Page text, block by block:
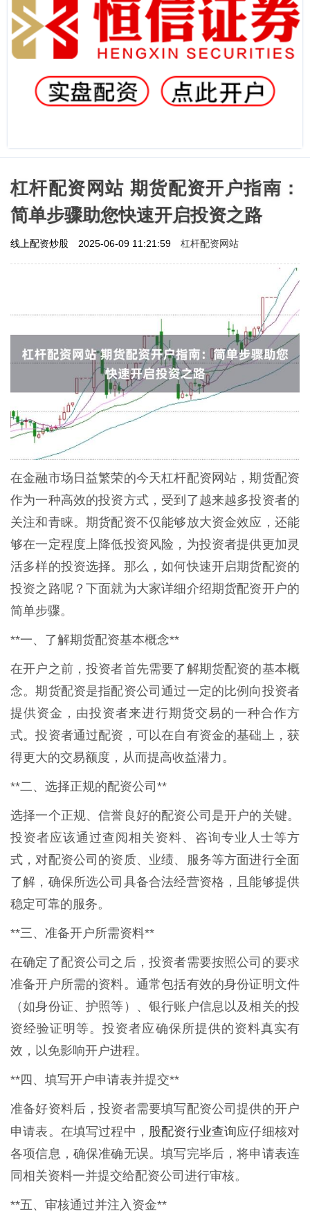
杠杆配资网站 期货配资开户指南：
简单步骤助您快速开启投资之路
线上配资炒股 2025-06-09 11:21:59 杠杆配资网站
在金融市场日益繁荣的今天杠杆配资网站，期货配资
作为一种高效的投资方式，受到了越来越多投资者的
关注和青睐。期货配资不仅能够放大资金效应，还能
够在一定程度上降低投资风险，为投资者提供更加灵
活多样的投资选择。那么，如何快速开启期货配资的
投资之路呢？下面就为大家详细介绍期货配资开户的
简单步骤。
**一、了解期货配资基本概念**
在开户之前，投资者首先需要了解期货配资的基本概
念。期货配资是指配资公司通过一定的比例向投资者
提供资金，由投资者来进行期货交易的一种合作方
式。投资者通过配资，可以在自有资金的基础上，获
得更大的交易额度，从而提高收益潜力。
**二、选择正规的配资公司**
选择一个正规、信誉良好的配资公司是开户的关键。
投资者应该通过查阅相关资料、咨询专业人士等方
式，对配资公司的资质、业绩、服务等方面进行全面
了解，确保所选公司具备合法经营资格，且能够提供
稳定可靠的服务。
**三、准备开户所需资料**
在确定了配资公司之后，投资者需要按照公司的要求
准备开户所需的资料。通常包括有效的身份证明文件
（如身份证、护照等）、银行账户信息以及相关的投
资经验证明等。投资者应确保所提供的资料真实有
效，以免影响开户进程。
**四、填写开户申请表并提交**
准备好资料后，投资者需要填写配资公司提供的开户
申请表。在填写过程中， 股配资行业查询应仔细核对
各项信息，确保准确无误。填写完毕后，将申请表连
同相关资料一并提交给配资公司进行审核。
**五、审核通过并注入资金**